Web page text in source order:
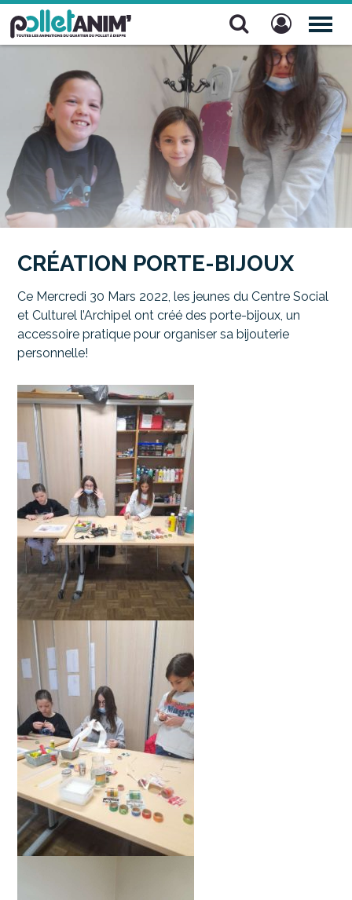
Pollet Anim'
CRÉATION PORTE-BIJOUX
Ce Mercredi 30 Mars 2022, les jeunes du Centre Social
et Culturel l’Archipel ont créé des porte-bijoux, un
accessoire pratique pour organiser sa bijouterie
personnelle!